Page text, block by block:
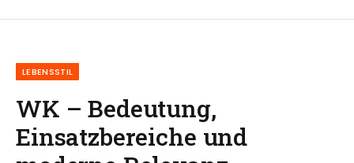
LEBENSSTIL
WK – Bedeutung,
Einsatzbereiche und